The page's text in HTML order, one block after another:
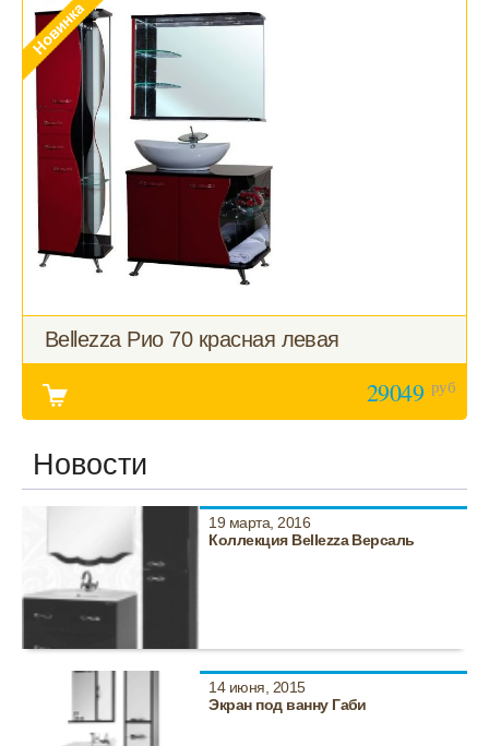
Bellezza Рио 70 красная левая
29049 руб
Новости
19 марта, 2016
Коллекция Bellezza Версаль
14 июня, 2015
Экран под ванну Габи